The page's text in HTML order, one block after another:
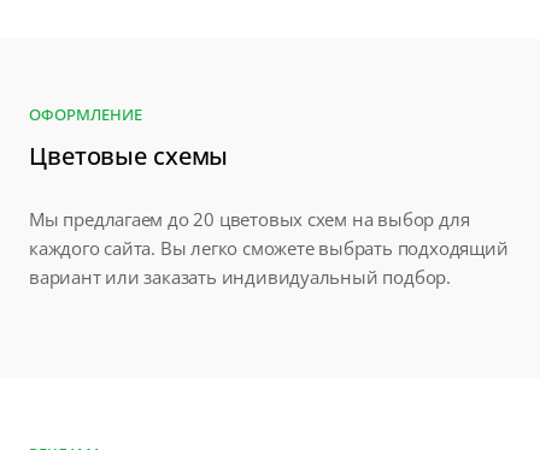
ОФОРМЛЕНИЕ
Цветовые схемы
Мы предлагаем до 20 цветовых схем на выбор для
каждого сайта. Вы легко сможете выбрать подходящий
вариант или заказать индивидуальный подбор.